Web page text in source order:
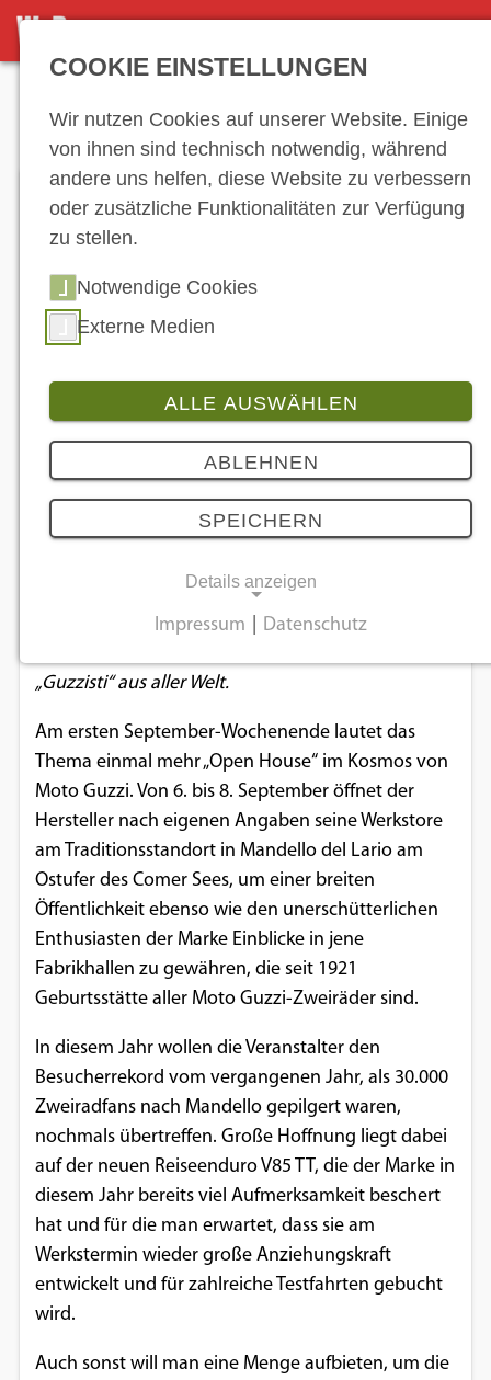
DETAILSEITE
Open House: Moto Guzzi öffnet die
Werkstore
31.07.2019
Vom 6. bis 8. September wird das Werksgelände der
„Guzzisti“ aus aller Welt.
Am ersten September-Wochenende lautet das
Thema einmal mehr „Open House“ im Kosmos von
Moto Guzzi. Von 6. bis 8. September öffnet der
Hersteller nach eigenen Angaben seine Werkstore
am Traditionsstandort in Mandello del Lario am
Ostufer des Comer Sees, um einer breiten
Öffentlichkeit ebenso wie den unerschütterlichen
Enthusiasten der Marke Einblicke in jene
Fabrikhallen zu gewähren, die seit 1921
Geburtsstätte aller Moto Guzzi-Zweiräder sind.
In diesem Jahr wollen die Veranstalter den
Besucherrekord vom vergangenen Jahr, als 30.000
Zweiradfans nach Mandello gepilgert waren,
nochmals übertreffen. Große Hoffnung liegt dabei
auf der neuen Reiseenduro V85 TT, die der Marke in
diesem Jahr bereits viel Aufmerksamkeit beschert
hat und für die man erwartet, dass sie am
Werkstermin wieder große Anziehungskraft
entwickelt und für zahlreiche Testfahrten gebucht
wird.
Auch sonst will man eine Menge aufbieten, um die
COOKIE EINSTELLUNGEN
Wir nutzen Cookies auf unserer Website. Einige
von ihnen sind technisch notwendig, während
andere uns helfen, diese Website zu verbessern
oder zusätzliche Funktionalitäten zur Verfügung
zu stellen.
Notwendige Cookies
Externe Medien
ALLE AUSWÄHLEN
ABLEHNEN
SPEICHERN
Details anzeigen
Notwendige Cookies ermöglichen
einwandfreie Funktion der Website
Einverständnis-Cookie
Name:
cookie_consent
Dieser Cookie speichert die ausgewählten
Einverständnis-Optionen des Benutzers
Cookie Laufzeit:
1 Jahr
EXTERNE MEDIEN
Social Media Plattformen anzeigen zu
können, werden von diesen externen
YouTube
Impressum Datenschutz